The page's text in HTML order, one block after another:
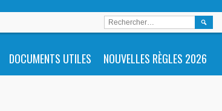
DOCUMENTS UTILES NOUVELLES RÈGLES 2026